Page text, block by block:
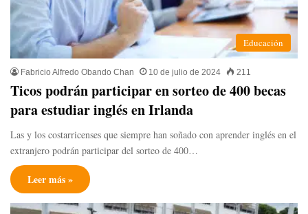
Educación
Fabricio Alfredo Obando Chan 10 de julio de 2024 211
Ticos podrán participar en sorteo de 400 becas
para estudiar inglés en Irlanda
Las y los costarricenses que siempre han soñado con aprender inglés en el
extranjero podrán participar del sorteo de 400…
Leer más »